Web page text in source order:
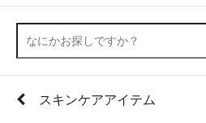
スキンケアアイテム